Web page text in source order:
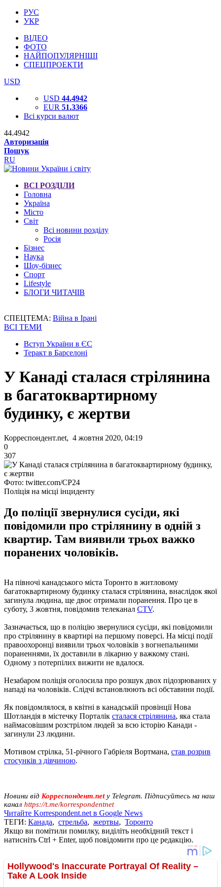
РУС
УКР
ВІДЕО
ФОТО
НАЙПОПУЛЯРНІШІ
СПЕЦПРОЕКТИ
USD
USD 44.4942
EUR 51.3366
Всі курси валют
44.4942
Авторизація
Пошук
RU
ВСІ РОЗДІЛИ
Головна
Україна
Місто
Світ
Всі новини розділу
Росія
Бізнес
Наука
Шоу-бізнес
Спорт
Lifestyle
БЛОГИ ЧИТАЧІВ
СПЕЦТЕМА: Війна в Ірані
ВСІ ТЕМИ
Вступ України в ЄС
Теракт в Барселоні
У Канаді сталася стрілянина
в багатоквартирному
будинку, є жертви
Корреспондент.net, 4 жовтня 2020, 04:19
0
307
Фото: twitter.com/CP24
Поліція на місці інциденту
До поліції звернулися сусіди, які
повідомили про стрілянину в одній з
квартир. Там виявили трьох важко
поранених чоловіків.
На півночі канадського міста Торонто в житловому
багатоквартирному будинку сталася стрілянина, внаслідок якої
загинула людина, ще двоє отримали поранення. Про це в
суботу, 3 жовтня, повідомив телеканал CTV.
Зазначається, що в поліцію звернулися сусіди, які повідомили
про стрілянину в квартирі на першому поверсі. На місці події
правоохоронці виявили трьох чоловіків з вогнепальними
пораненнями, їх доставили в лікарню у важкому стані.
Одному з потерпілих вижити не вдалося.
Незабаром поліція оголосила про розшук двох підозрюваних у
нападі на чоловіків. Слідчі встановлюють всі обставини події.
Як повідомлялося, в квітні в канадській провінції Нова
Шотландія в містечку Порталік сталася стрілянина, яка стала
наймасовішим розстрілом людей за всю історію Канади -
загинули 23 людини.
Мотивом стрілка, 51-річного Габріеля Вортмана, став розрив
стосунків з дівчиною.
Новини від Корреспондент.netу Telegram. Підписуйтесь на наш
канал https://t.me/korrespondentnet
Читайте Korrespondent.net в Google News
ТЕГИ: Канада, стрельба, жертвы, Торонто
Якщо ви помітили помилку, виділіть необхідний текст і
натисніть Ctrl + Enter, щоб повідомити про це редакцію.